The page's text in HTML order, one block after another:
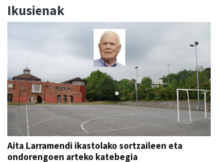
Ikusienak
Aita Larramendi ikastolako sortzaileen eta
ondorengoen arteko katebegia